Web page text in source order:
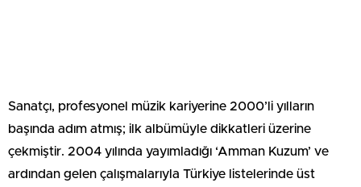
Sanatçı, profesyonel müzik kariyerine 2000’li yılların
başında adım atmış; ilk albümüyle dikkatleri üzerine
çekmiştir. 2004 yılında yayımladığı ‘Amman Kuzum’ ve
ardından gelen çalışmalarıyla Türkiye listelerinde üst